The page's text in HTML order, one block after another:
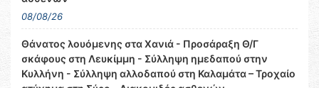
08/08/26
Θάνατος λουόμενης στα Χανιά - Προσάραξη Θ/Γ
σκάφους στη Λευκίμμη - Σύλληψη ημεδαπού στην
Κυλλήνη - Σύλληψη αλλοδαπού στη Καλαμάτα – Τροχαίο